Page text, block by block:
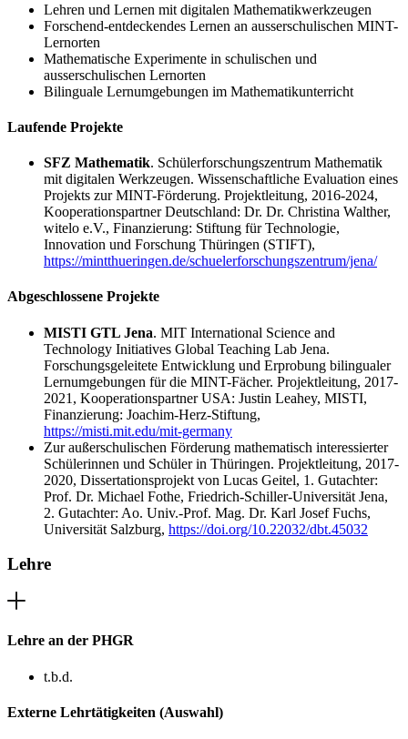
Lehren und Lernen mit digitalen Mathematikwerkzeugen
Forschend-entdeckendes Lernen an ausserschulischen MINT-
Lernorten
Mathematische Experimente in schulischen und
ausserschulischen Lernorten
Bilinguale Lernumgebungen im Mathematikunterricht
Laufende Projekte
SFZ Mathematik. Schülerforschungszentrum Mathematik
mit digitalen Werkzeugen. Wissenschaftliche Evaluation eines
Projekts zur MINT-Förderung. Projektleitung, 2016-2024,
Kooperationspartner Deutschland: Dr. Dr. Christina Walther,
witelo e.V., Finanzierung: Stiftung für Technologie,
Innovation und Forschung Thüringen (STIFT),
https://mintthueringen.de/schuelerforschungszentrum/jena/
Abgeschlossene Projekte
MISTI GTL Jena. MIT International Science and
Technology Initiatives Global Teaching Lab Jena.
Forschungsgeleitete Entwicklung und Erprobung bilingualer
Lernumgebungen für die MINT-Fächer. Projektleitung, 2017-
2021, Kooperationspartner USA: Justin Leahey, MISTI,
Finanzierung: Joachim-Herz-Stiftung,
https://misti.mit.edu/mit-germany
Zur außerschulischen Förderung mathematisch interessierter
Schülerinnen und Schüler in Thüringen. Projektleitung, 2017-
2020, Dissertationsprojekt von Lucas Geitel, 1. Gutachter:
Prof. Dr. Michael Fothe, Friedrich-Schiller-Universität Jena,
2. Gutachter: Ao. Univ.-Prof. Mag. Dr. Karl Josef Fuchs,
Universität Salzburg, https://doi.org/10.22032/dbt.45032
Lehre
Lehre an der PHGR
t.b.d.
Externe Lehrtätigkeiten (Auswahl)